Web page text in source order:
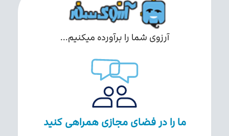
آرزوی شما را برآورده میکنیم...
ما را در فضای مجازی همراهی کنید